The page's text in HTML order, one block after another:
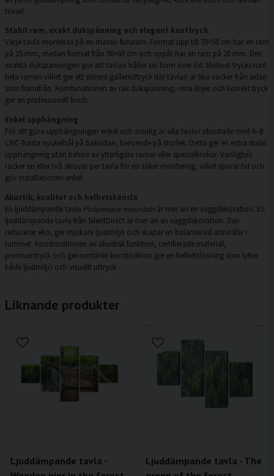
trivsel.
Stabil ram, exakt dukspänning och elegant kanttryck
Varje tavla monteras på en massiv fururam. Format upp till 70×50 cm har en ram
på 15 mm, medan format från 90×60 cm och uppåt har en ram på 20 mm. Den
exakta dukspänningen gör att tavlan håller sin form över tid. Motivet trycks runt
hela ramen vilket ger ett stilrent galleriuttryck där tavlan är lika vacker från sidan
som framifrån. Kombinationen av rak dukspänning, rena linjer och korrekt tryck
ger en professionell finish.
Enkel upphängning
För att göra upphängningen enkel och smidig är alla tavlor utrustade med 6–8
CNC-frästa nyckelhål på baksidan, beroende på storlek. Detta ger en extra stabil
upphängning utan behov av ytterligare ramar eller specialkrokar. Vanligtvis
räcker en eller två skruvar per tavla för en säker montering, vilket sparar tid och
gör installationen enkel.
Akustik, kvalitet och helhetskänsla
En ljuddämpande tavla Picturesque mountain är mer än en väggdekoration. En
ljuddämpande tavla från SilentDirect är mer än en väggdekoration. Den
reducerar eko, ger mjukare ljudmiljö och skapar en balanserad atmosfär i
rummet. Kombinationen av akustisk funktion, certifierade material,
premiumtryck och genomtänkt konstruktion ger en helhetslösning som lyfter
både ljudmiljö och visuellt uttryck.
Liknande produkter
Ljuddämpande tavla -
Ljuddämpande tavla - The